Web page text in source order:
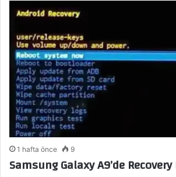
1 hafta önce 9
Samsung Galaxy A9’de